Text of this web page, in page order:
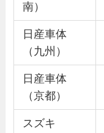
南）
日産車体
（九州）
日産車体
（京都）
スズキ